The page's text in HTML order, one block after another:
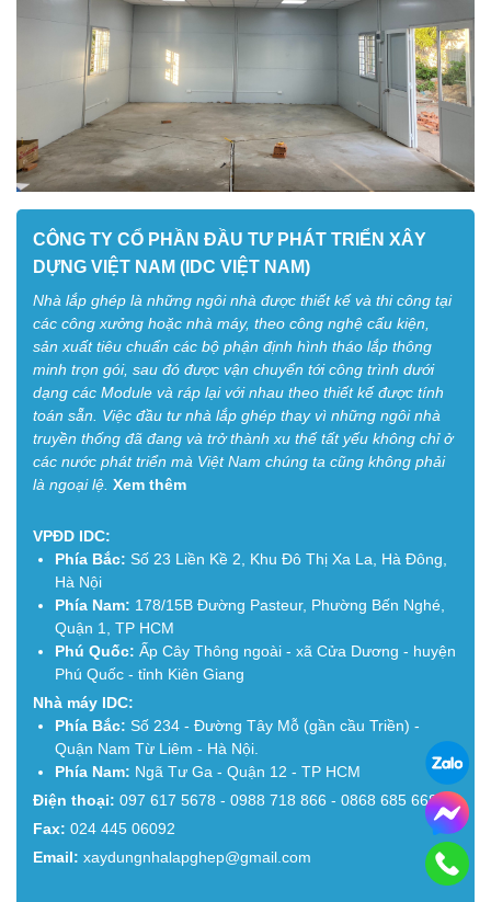
CÔNG TY CỔ PHẦN ĐẦU TƯ PHÁT TRIỂN XÂY
DỰNG VIỆT NAM (IDC VIỆT NAM)
Nhà lắp ghép là những ngôi nhà được thiết kế và thi công tại
các công xưởng hoặc nhà máy, theo công nghệ cấu kiện,
sản xuất tiêu chuẩn các bộ phận định hình tháo lắp thông
minh trọn gói, sau đó được vận chuyển tới công trình dưới
dạng các Module và ráp lại với nhau theo thiết kế được tính
toán sẵn. Việc đầu tư nhà lắp ghép thay vì những ngôi nhà
truyền thống đã đang và trở thành xu thế tất yếu không chỉ ở
các nước phát triển mà Việt Nam chúng ta cũng không phải
là ngoại lệ. Xem thêm
VPĐD IDC:
Phía Bắc: Số 23 Liền Kề 2, Khu Đô Thị Xa La, Hà Đông,
Hà Nội
Phía Nam: 178/15B Đường Pasteur, Phường Bến Nghé,
Quận 1, TP HCM
Phú Quốc: Ấp Cây Thông ngoài - xã Cửa Dương - huyện
Phú Quốc - tỉnh Kiên Giang
Nhà máy IDC:
Phía Bắc: Số 234 - Đường Tây Mỗ (gần cầu Triền) -
Quận Nam Từ Liêm - Hà Nội.
Phía Nam: Ngã Tư Ga - Quận 12 - TP HCM
Điện thoại: 097 617 5678 - 0988 718 866 - 0868 685 668
Fax: 024 445 06092
Email: xaydungnhalapghep@gmail.com